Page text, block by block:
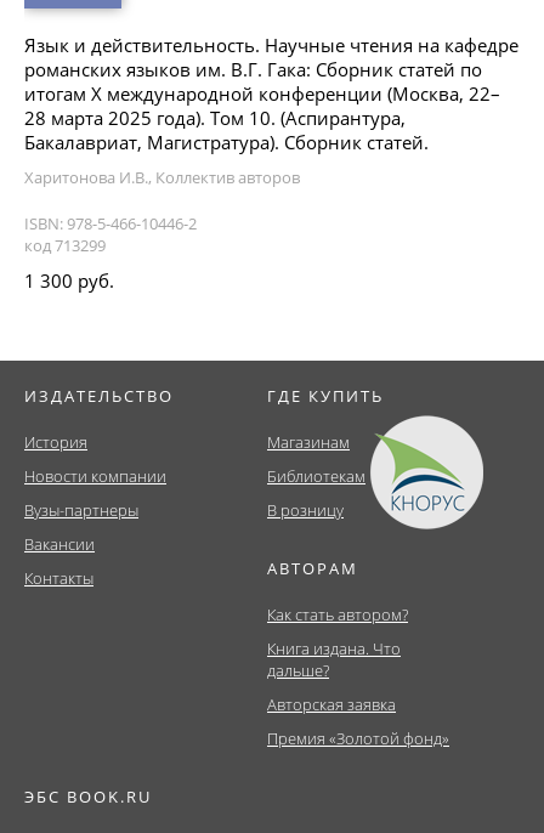
Язык и действительность. Научные чтения на кафедре
романских языков им. В.Г. Гака: Сборник статей по
итогам X международной конференции (Москва, 22–
28 марта 2025 года). Том 10. (Аспирантура,
Бакалавриат, Магистратура). Сборник статей.
Харитонова И.В., Коллектив авторов
ISBN: 978-5-466-10446-2
код 713299
1 300 руб.
ИЗДАТЕЛЬСТВО
История
Новости компании
Вузы-партнеры
Вакансии
Контакты
ГДЕ КУПИТЬ
Магазинам
Библиотекам
В розницу
АВТОРАМ
Как стать автором?
Книга издана. Что
дальше?
Авторская заявка
Премия «Золотой фонд»
ЭБС BOOK.RU